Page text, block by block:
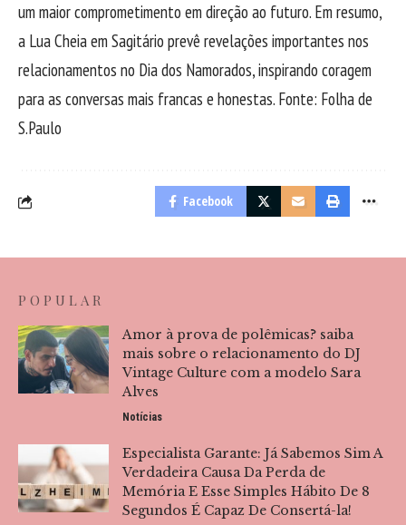
um maior comprometimento em direção ao futuro. Em resumo,
a Lua Cheia em Sagitário prevê revelações importantes nos
relacionamentos no Dia dos Namorados, inspirando coragem
para as conversas mais francas e honestas. Fonte: Folha de
S.Paulo
Facebook
POPULAR
Amor à prova de polêmicas? saiba
mais sobre o relacionamento do DJ
Vintage Culture com a modelo Sara
Alves
Notícias
Especialista Garante: Já Sabemos Sim A
Verdadeira Causa Da Perda de
Memória E Esse Simples Hábito De 8
Segundos É Capaz De Consertá-la!